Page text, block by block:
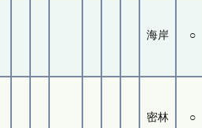
海岸 ○
密林 ○